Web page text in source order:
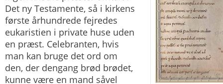
Det ny Testamente, så i kirkens
første århundrede fejredes
eukaristien i private huse uden
en præst. Celebranten, hvis
man kan bruge det ord om
den, der dengang brød brødet,
kunne være en mand såvel